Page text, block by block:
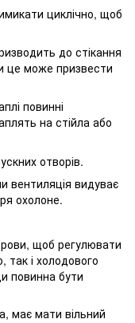
циклічно, щоб
до стікання
це може призвести
повинні
на стійла або
отворів.
вентиляція видуває
охолоне.
щоб регулювати
так і холодового
повинна бути
має мати вільний